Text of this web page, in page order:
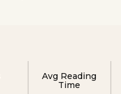
Avg Reading
Time